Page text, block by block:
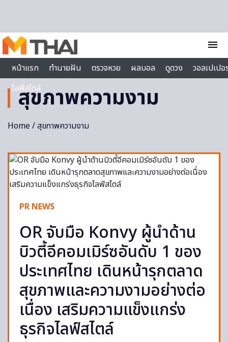
menu
หน้าแรก
ทำนายฝัน ตรวจหวย ผลบอล ดูดวง
วอลเปเป
ไลฟ์สไตล์
สุขภาพความงาม
Home/ สุขภาพความงาม
PR NEWS
OR จับมือ Konvy ผู้นำด้าน
บิวตี้อีคอมเมิร์ซอันดับ 1 ของ
ประเทศไทย เดินหน้ารุกตลาด
สุขภาพและความงามอย่างต่อ
เนื่อง เสริมความแข็งแกร่ง
ธุรกิจไลฟ์สไตล์